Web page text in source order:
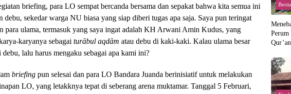
briefing, para LO sempat bercanda bersama dan sepakat bahwa kita semua ini
debu, sekedar warga NU biasa yang siap diberi tugas apa saja. Saya pun teringat
para ulama, termasuk yang saya ingat adalah KH Arwani Amin Kudus, yang
karyanya sebagai turābul aqdām atau debu di kaki-kaki. Kalau ulama besar
debu, lalu harus mengaku sebagai apa kami ini?
briefing pun selesai dan para LO Bandara Juanda berinisiatif untuk melakukan
LO, yang letakknya tepat di seberang arena muktamar. Tanggal 5 Februari,
Berita